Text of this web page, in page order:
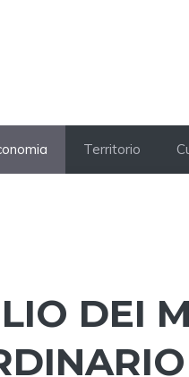
Territorio
DEI